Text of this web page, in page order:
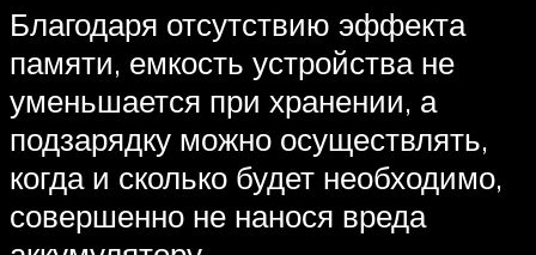
Благодаря отсутствию эффекта
памяти, емкость устройства не
уменьшается при хранении, а
подзарядку можно осуществлять,
когда и сколько будет необходимо,
совершенно не нанося вреда